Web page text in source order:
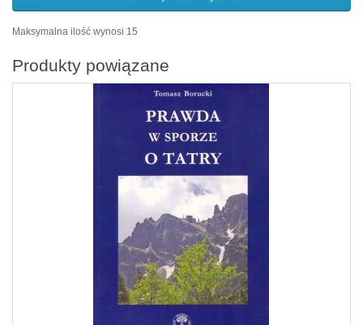
Maksymalna ilość wynosi 15
Produkty powiązane